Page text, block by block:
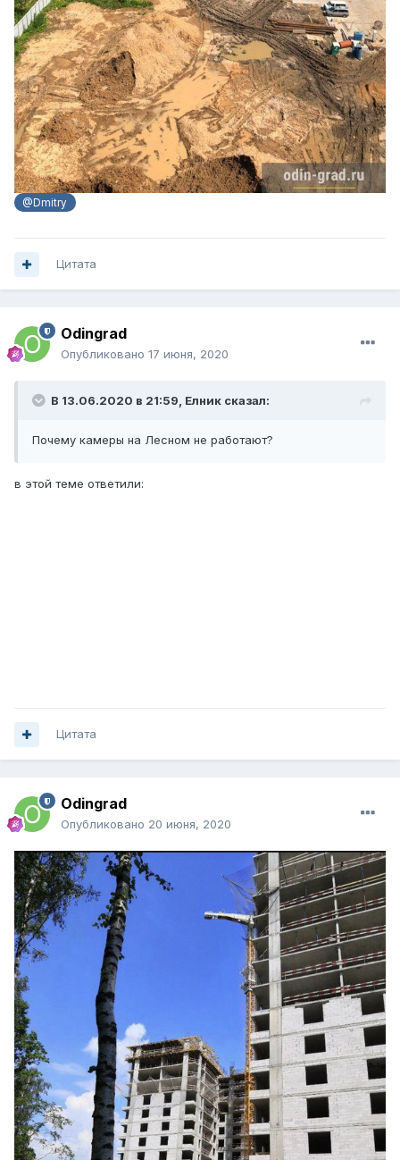
@Dmitry
Цитата
Odingrad
Опубликовано 17 июня, 2020
В 13.06.2020 в 21:59, Елник сказал:
Почему камеры на Лесном не работают?
в этой теме ответили:
Цитата
Odingrad
Опубликовано 20 июня, 2020